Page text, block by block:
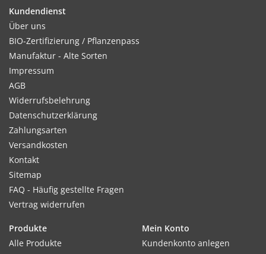
Kundendienst
Über uns
BIO-Zertifizierung / Pflanzenpass
Manufaktur - Alte Sorten
Impressum
AGB
Widerrufsbelehrung
Datenschutzerklärung
Zahlungsarten
Versandkosten
Kontakt
Sitemap
FAQ - Häufig gestellte Fragen
Vertrag widerrufen
Produkte
Alle Produkte
Mein Konto
Kundenkonto anlegen